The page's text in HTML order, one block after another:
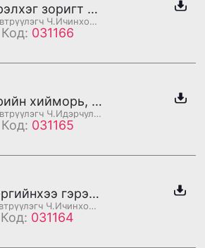
Эрэлхэг зоригт хөвгүүн танд Эр цэргийн баярын мэндийг хүргэе
Нэвтрүүлэгч Ч.Ичинхорлоо
Код: 031166
Эрийн хийморь, ээжийнхээ эрдэнэ танд баяр хүргэе
Нэвтрүүлэгч Ч.Идэрчулуун
Код: 031165
Гэргийнхээ гэрэл, үрийнхээ тэнгэр болсон эр хүн та
Нэвтрүүлэгч Ч.Ичинхорлоо
Код: 031164